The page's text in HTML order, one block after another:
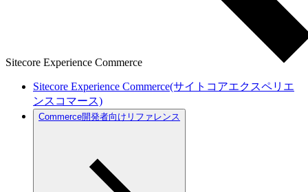
Sitecore Experience Commerce
Sitecore Experience Commerce(サイトコアエクスペリエ
ンスコマース)
Commerce開発者向けリファレンス